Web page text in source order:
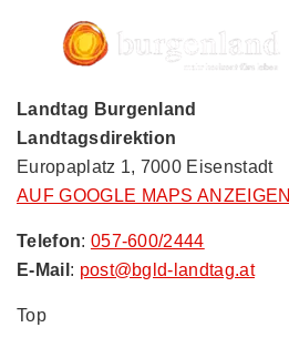
Landtag Burgenland
Landtagsdirektion
Europaplatz 1, 7000 Eisenstadt
AUF GOOGLE MAPS ANZEIGEN
Telefon: 057-600/2444
E-Mail : post@bgld-landtag.at
Top